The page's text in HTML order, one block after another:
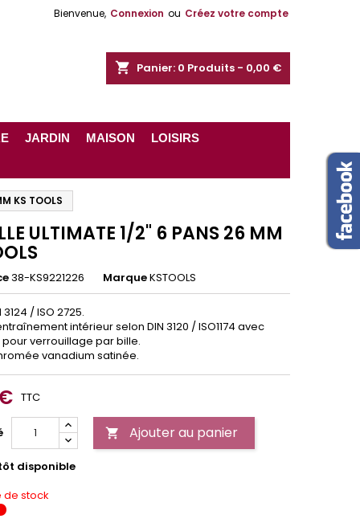
Bienvenue, Connexion ou Créez votre compte
shopping_cart Panier: 0 Produits - 0,00 €
JARDIN MAISON
LOISIRS
KS TOOLS
ULTIMATE 1/2" 6 PANS 26 MM
38-KS9221226 MarqueKSTOOLS
3124 / ISO 2725.
intérieur selon DIN 3120 / ISO1174 avec
verrouillage par bille.
vanadium satinée.
TTC
 Ajouter au panier
disponible
de stock